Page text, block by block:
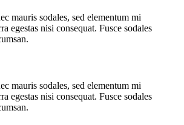
mauris sodales, sed elementum mi
egestas nisi consequat. Fusce sodales
mauris sodales, sed elementum mi
egestas nisi consequat. Fusce sodales